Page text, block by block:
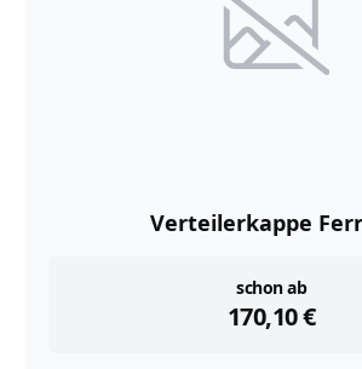
Verteilerkappe
schon ab
170,10€
instock